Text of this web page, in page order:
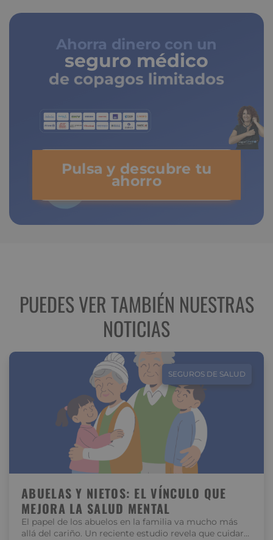
Ahorra dinero con un
seguro médico
de copagos limitados
Pulsa y descubre tu
ahorro
PUEDES VER TAMBIÉN NUESTRAS
NOTICIAS
SEGUROS DE SALUD
ABUELAS Y NIETOS: EL VÍNCULO QUE
MEJORA LA SALUD MENTAL
El papel de los abuelos en la familia va mucho más
allá del cariño. Un reciente estudio revela que cuidar…